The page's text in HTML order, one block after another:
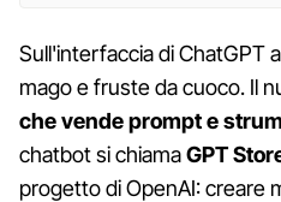
Sull'interfaccia di ChatGPT
mago e fruste da cuoco. Il
che vende prompt e
chatbot si chiamaGPT
progetto di OpenAI: creare